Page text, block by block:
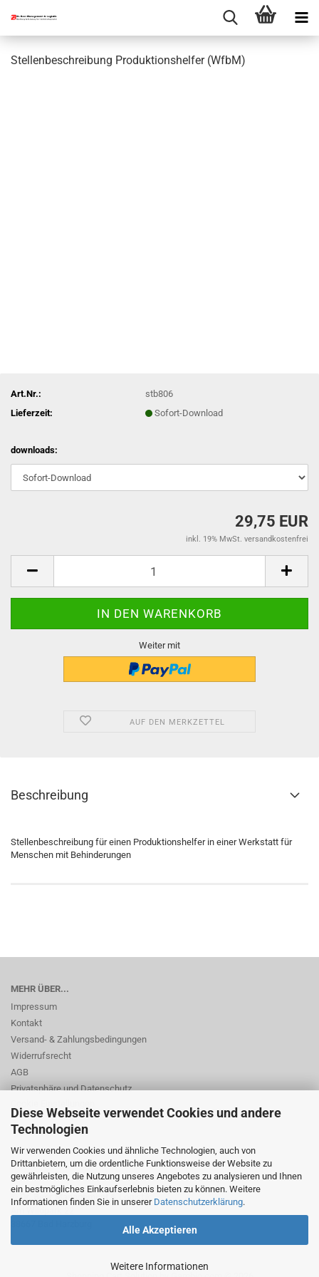
Diese Webseite verwendet Cookies und andere
Technologien
Wir verwenden Cookies und ähnliche Technologien, auch von
Drittanbietern, um die ordentliche Funktionsweise der Website zu
gewährleisten, die Nutzung unseres Angebotes zu analysieren und Ihnen
ein bestmögliches Einkaufserlebnis bieten zu können. Weitere
Informationen finden Sie in unserer Datenschutzerklärung.
Alle Akzeptieren
Weitere Informationen
Stellenbeschreibung Produktionshelfer (WfbM)
Art.Nr.:
stb806
Lieferzeit:
Sofort-Download
downloads:
29,75 EUR
inkl. 19% MwSt. versandkostenfrei
Weiter mit
AUF DEN MERKZETTEL
Beschreibung
Stellenbeschreibung für einen Produktionshelfer in einer Werkstatt für
Menschen mit Behinderungen
MEHR ÜBER...
Impressum
Kontakt
Versand- & Zahlungsbedingungen
Widerrufsrecht
AGB
Privatsphäre und Datenschutz
© Dr. Beer Management & Logistik